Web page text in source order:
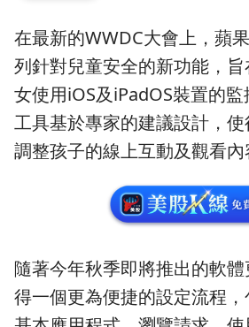
在最新的WWDC大會上，蘋
列針對兒童安全的新功能，
女使用iOS及iPadOS裝置的
工具基於專家的建議設計，
調整孩子的線上互動及觀看內
隨著今年秋季即將推出的軟
得一個更為便捷的設定流程